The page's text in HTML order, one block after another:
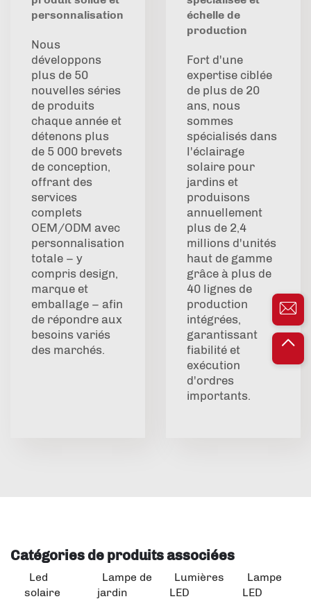
personnalisation
Nous
développons
plus de 50
nouvelles séries
de produits
chaque année et
détenons plus
de 5 000 brevets
de conception,
offrant des
services
complets
OEM/ODM avec
personnalisation
totale – y
compris design,
marque et
emballage – afin
de répondre aux
besoins variés
des marchés.
échelle de
production
Fort d'une
expertise ciblée
de plus de 20
ans, nous
sommes
spécialisés dans
l'éclairage
solaire pour
jardins et
produisons
annuellement
plus de 2,4
millions d'unités
haut de gamme
grâce à plus de
40 lignes de
production
intégrées,
garantissant
fiabilité et
exécution
d'ordres
importants.
Catégories de produits associées
Led
solaire
Lampe de
jardin
Lumières
LED
Lampe
LED